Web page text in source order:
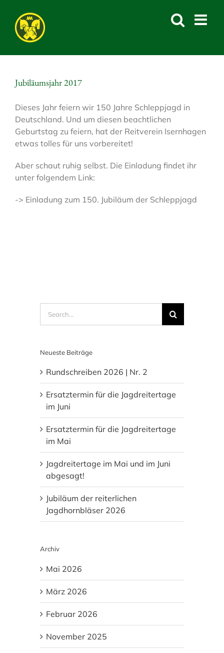
content
Jubiläumsjahr 2017
Dieses Jahr feiern wir 150 Jahre Schleppjagd in
Deutschland. Und um diesen beachtlichen
Geburtstag zu feiern, hat der Reitverein Isernhagen
etwas tolles für uns vorbereitet!
Aber schaut ruhig selbst. Die Einladung findet ihr
unter folgendem Link:
-> Einladung zum 150. Jubiläum der Schleppjagd
Neueste Beiträge
Rundschreiben 2026 | Nr. 2
Ersatztermin für die Jagdreitertage
im Juni
Ersatztermin für die Jagdreitertage
im Mai
Jagdreitertage im Mai und im Juni
abgesagt!
Jubiläum der reiterlichen
Jagdhornbläser 2026
Archiv
Mai 2026
März 2026
Februar 2026
November 2025